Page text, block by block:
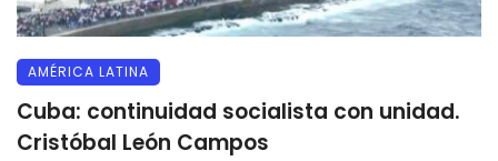
AMÉRICA LATINA
Cuba: continuidad socialista con unidad.
Cristóbal León Campos